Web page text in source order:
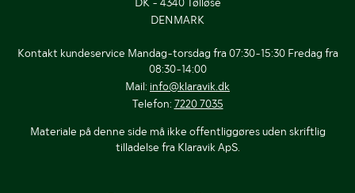
DENMARK
Kontakt kundeservice Mandag-torsdag fra 07:30-15:30 Fredag fra
08:30-14:00
Mail: info@klaravik.dk
Telefon: 7220 7035
Materiale på denne side må ikke offentliggøres uden skriftlig
tilladelse fra Klaravik ApS.